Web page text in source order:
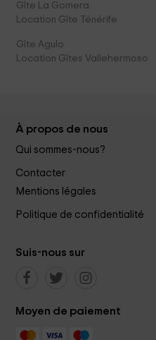
Gîte La Gomera
Location Gîte Ténérife
Gîte Agulo
Location Gîtes Vallehermoso
À propos de nous
Qui sommes-nous?
Contacter
Mentions légales
Politique de confidentialité
Suis-nous sur
Moyen de paiement